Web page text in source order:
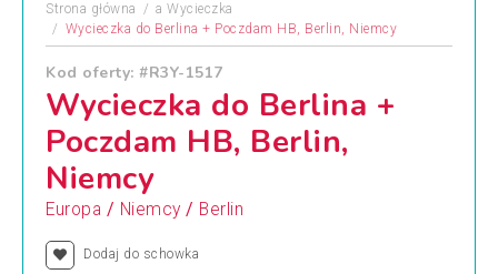
Strona główna a Wycieczka
Wycieczka do Berlina + Poczdam HB, Berlin, Niemcy
Kod oferty: #R3Y-1517
Wycieczka do Berlina +
Poczdam HB, Berlin,
Niemcy
Europa / Niemcy / Berlin
Dodaj do schowka